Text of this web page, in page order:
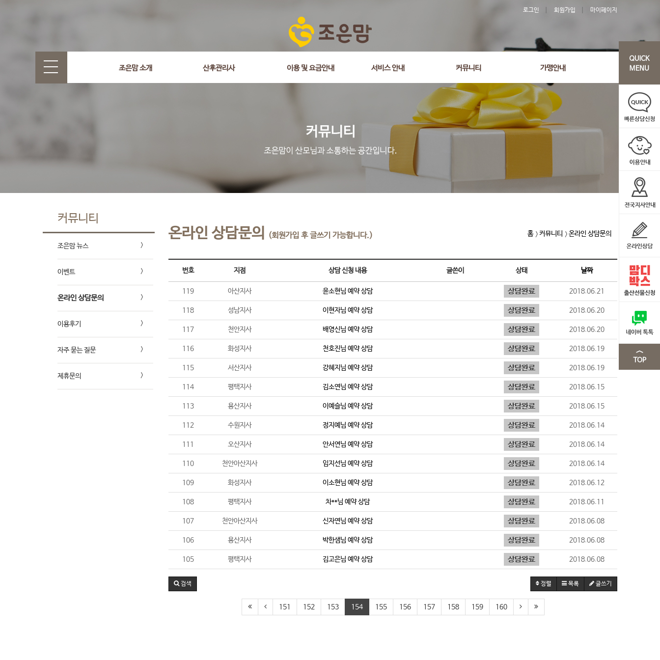
로그인 회원가입 마이페이지
조은맘 소개 산후관리사 이용 및 요금안내 서비스 안내 커뮤니티 가맹안내
커뮤니티
조은맘 뉴스
이벤트
온라인 상담문의
이용후기
자주 묻는 질문
제휴문의
온라인 상담문의 (회원가입 후 글쓰기 가능합니다.) 홈 커뮤니티 온라인 상담문의
번호 지점 상담 신청 내용 글쓴이 상태 날짜
119 아산지사 윤소현님 예약 상담 2018.06.21
118 성남지사 이현자님 예약 상담 2018.06.20
117 천안지사 배영신님 예약 상담 2018.06.20
116 화성지사 천호진님 예약 상담 2018.06.19
115 서산지사 강혜지 님 예약 상담 2018.06.19
114 평택지사 김소연님 예약 상담 2018.06.15
113 용산지사 이예슬님 예약 상담 2018.06.15
112 수원지사 정지예 님 예약 상담 2018.06.14
111 오산지사 안서연님 예약 상담 2018.06.14
110 천안아산지사 임지선님 예약 상담 2018.06.14
109 화성지사 이소현님 예약 상담 2018.06.12
108 평택지사 차**님 예약 상담 2018.06.11
107 천안아산지사 신자연님 예약 상담 2018.06.08
106 용산지사 박한샘님 예약 상담 2018.06.08
105 평택지사 김고은님 예약 상담 2018.06.08
정렬 목록 글쓰기
검색
151 152 153 154 155 156 157 158 159 160